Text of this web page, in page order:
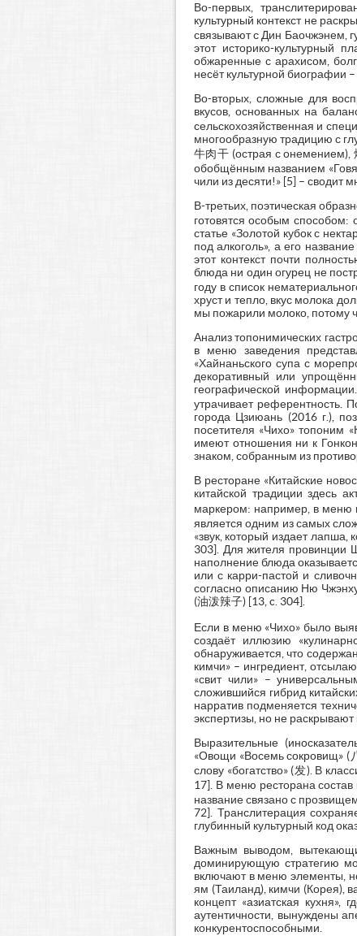
Во-первых,
культурный контекст не
связывают с Дин Баочжэнем,
этот историко-культурный
обжаренные с арахисом,
несёт культурной биографии
Во-вторых, сложные для
вкусов, основанных на
сельскохозяйственная и
многообразную традицию с
牛肉干 (острая с онемением),
обобщённым названием
чили из десяти!» [5] – сводит
В-третьих, поэтическая
готовятся особым способом:
статье «Золотой кубок с
под алкоголь», а его
этот контекст почти
блюда ни один огурец не
году в список
хруст и тепло, вкус молока
мы пожарили молоко, потому
Анализ топонимических
в меню заведения
«Хайнаньского супа с
декоративный или
географической
утрачивает референтность.
города Цзиюань (2016 г.),
посетителя «Чихо» топоним
имеют отношения ни к
знаком, собранным из
В ресторане «Китайские
китайской традиции здесь
маркером: например, в меню
является одним из самых
«звук, который издает лапша,
303]. Для жителя провинции
наполнение блюда
или с карри-пастой и
согласно описанию Ню
(油泼辣子) [13, c. 304].
Если в меню «Чихо» было
создаёт иллюзию
обнаруживается, что
кимчи» – ингредиент,
«свит чили» –
сложившийся гибрид
нарратив подменяется
экспертизы, но не раскрывают
Выразительные
«Овощи «Восемь сокровищ» (
слову «богатство» (发). В
17]. В меню ресторана
название связано с
72]. Транслитерация
глубинный культурный код
Важным выводом,
доминирующую стратегию
включают в меню элементы,
ям (Таиланд), кимчи (Корея),
концепт «азиатская
аутентичности, вынуждены
конкурентоспособными.